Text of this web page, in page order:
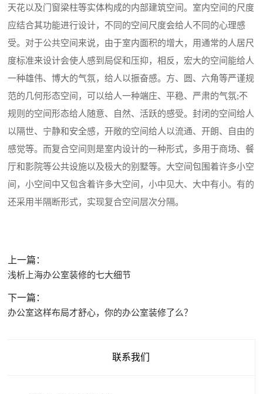
天花以及门窗梁柱等实体构成的内部建筑空间。室内空间的尺度
应结合其功能进行设计，不同的空间尺度会给人不同的心理感
受。对于公共空间来说，由于室内面积的增大，用通常的人居尺
度标准来设计会使人感到局促和压抑，相反，宏大的空间能给人
一种雄伟、博大的气氛，给人以振奋感。方、圆、六角等严谨规
范的几何形态空间，可以给人一种端庄、平稳、严肃的气氛;不
规则的空间形态给人随意、自然、活跃的感受。封闭的空间给人
以隔世、宁静和安全感，开敞的空间给人以流通、开朗、自由的
感觉等。而复合空间则是室内设计的一种形式，多用于商场、餐
厅和影院等公共设施以及极大的别墅等。大空间包围着许多小空
间，小空间中又包含着许多大空间，小中见大、大中有小。有的
还采用半隔断形式，实现复合空间层次分隔。
上一篇：
浅析上海办公室装修的七大细节
下一篇：
办公室这样布局才舒心，你的办公室装修了么？
联系我们